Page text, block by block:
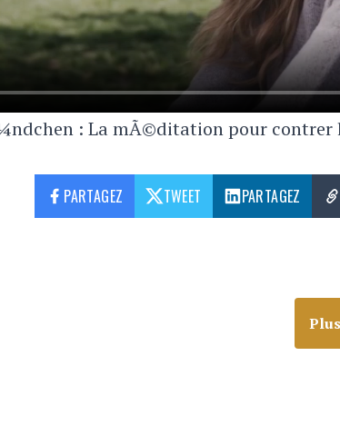
: La mÃ©ditation pour contrer
PARTAGEZ TWEET PARTAGEZ